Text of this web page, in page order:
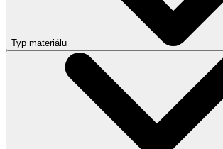
Typ materiálu